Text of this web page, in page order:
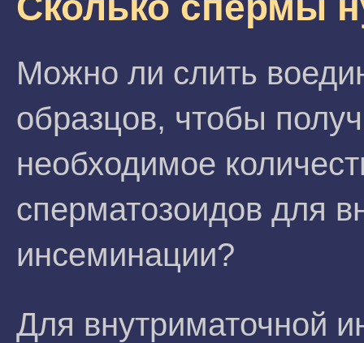
Можно ли слить
образцов, чтобы
необходимое
сперматозоидов для
инсеминации?
Для внутриматочной